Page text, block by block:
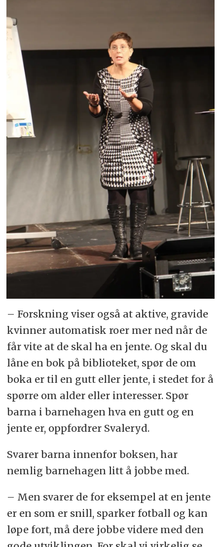
– Forskning viser også at aktive, gravide
kvinner automatisk roer mer ned når de
får vite at de skal ha en jente. Og skal du
låne en bok på biblioteket, spør de om
boka er til en gutt eller jente, i stedet for å
spørre om alder eller interesser. Spør
barna i barnehagen hva en gutt og en
jente er, oppfordrer Svaleryd.
Svarer barna innenfor boksen, har
nemlig barnehagen litt å jobbe med.
– Men svarer de for eksempel at en jente
er en som er snill, sparker fotball og kan
løpe fort, må dere jobbe videre med den